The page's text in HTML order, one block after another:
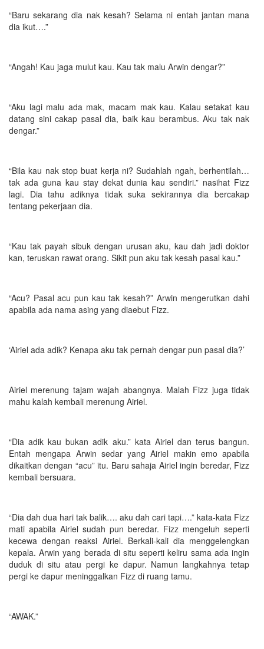
“Baru sekarang dia nak kesah? Selama ni entah jantan mana
dia ikut….”
“Angah! Kau jaga mulut kau. Kau tak malu Arwin dengar?”
“Aku lagi malu ada mak, macam mak kau. Kalau setakat kau
datang sini cakap pasal dia, baik kau berambus. Aku tak nak
dengar.”
“Bila kau nak stop buat kerja ni? Sudahlah ngah, berhentilah…
tak ada guna kau stay dekat dunia kau sendiri.” nasihat Fizz
lagi. Dia tahu adiknya tidak suka sekirannya dia bercakap
tentang pekerjaan dia.
“Kau tak payah sibuk dengan urusan aku, kau dah jadi doktor
kan, teruskan rawat orang. Sikit pun aku tak kesah pasal kau.”
“Acu? Pasal acu pun kau tak kesah?” Arwin mengerutkan dahi
apabila ada nama asing yang diaebut Fizz.
‘Airiel ada adik? Kenapa aku tak pernah dengar pun pasal dia?’
Airiel merenung tajam wajah abangnya. Malah Fizz juga tidak
mahu kalah kembali merenung Airiel.
“Dia adik kau bukan adik aku.” kata Airiel dan terus bangun.
Entah mengapa Arwin sedar yang Airiel makin emo apabila
dikaitkan dengan “acu” itu. Baru sahaja Airiel ingin beredar, Fizz
kembali bersuara.
“Dia dah dua hari tak balik…. aku dah cari tapi….” kata-kata Fizz
mati apabila Airiel sudah pun beredar. Fizz mengeluh seperti
kecewa dengan reaksi Airiel. Berkali-kali dia menggelengkan
kepala. Arwin yang berada di situ seperti keliru sama ada ingin
duduk di situ atau pergi ke dapur. Namun langkahnya tetap
pergi ke dapur meninggalkan Fizz di ruang tamu.
“AWAK.”